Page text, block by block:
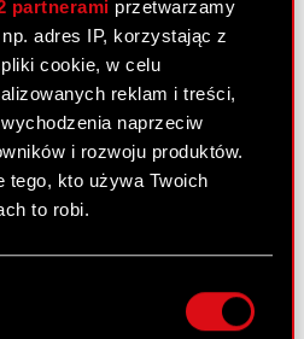
partnerami przetwarzamy
adres IP, korzystając z
cookie, w celu
reklam i treści,
naprzeciw
i rozwoju produktów.
tego, kto używa Twoich
to robi.
z dokładnością nawet
członków